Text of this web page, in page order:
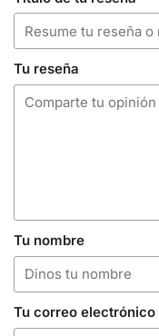
Tu reseña
Tu nombre
Tu correo electrónico